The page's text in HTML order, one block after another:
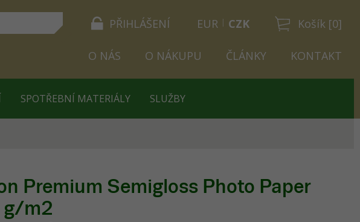
PŘIHLÁŠENÍ Košík [0]
EUR CZK
O NÁS O NÁKUPU ČLÁNKY KONTAKT
SPOTŘEBNÍ MATERIÁLY SLUŽBY
Premium Semigloss Photo Paper
g/m2